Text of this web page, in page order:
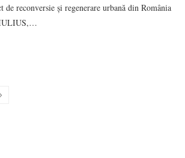
de reconversie și regenerare urbană din România
IULIUS,…